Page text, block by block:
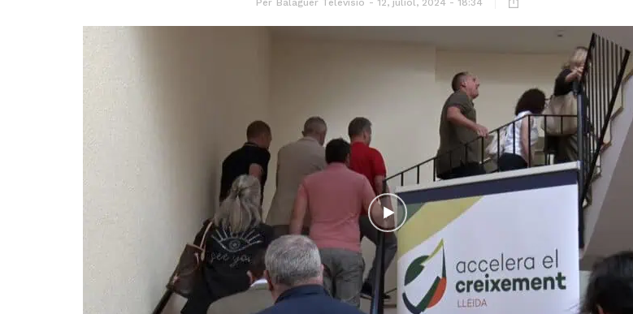
Per Balaguer Televisió 12, juliol, 2024 - 18:34